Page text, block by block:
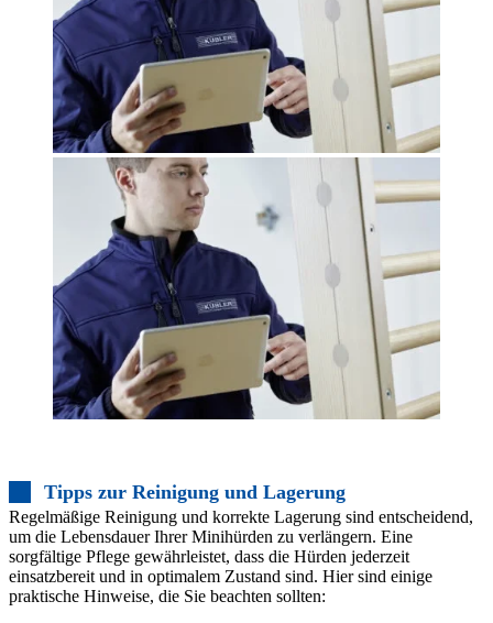
Tipps zur Reinigung und Lagerung
Regelmäßige Reinigung und korrekte Lagerung sind entscheidend,
um die Lebensdauer Ihrer Minihürden zu verlängern. Eine
sorgfältige Pflege gewährleistet, dass die Hürden jederzeit
einsatzbereit und in optimalem Zustand sind. Hier sind einige
praktische Hinweise, die Sie beachten sollten: